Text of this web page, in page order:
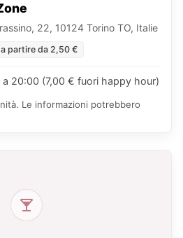
22, 10124 Torino TO, Italie
a partire da 2,50 €
20:00 (7,00 € fuori happy hour)
Le informazioni potrebbero